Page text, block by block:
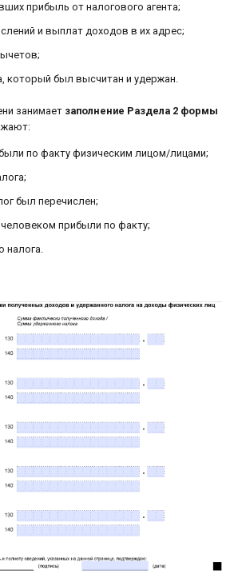
прибыль от налогового агента;
и выплат доходов в их адрес;
который был высчитан и удержан.
занимает заполнение Раздела 2 формы
по факту физическим лицом/лицами;
был перечислен;
прибыли по факту;
налога.